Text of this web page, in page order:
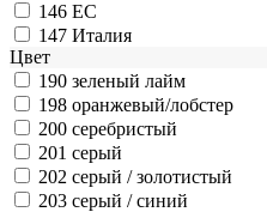
146 ЕС
147 Италия
Цвет
190 зеленый лайм
198 оранжевый/лобстер
200 серебристый
201 серый
202 серый / золотистый
203 серый / синий